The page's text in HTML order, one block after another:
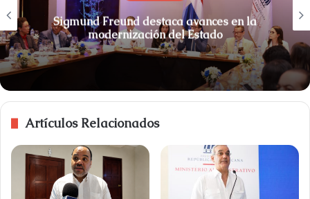
Sigmund Freund destaca avances en la
modernización del Estado
Artículos Relacionados